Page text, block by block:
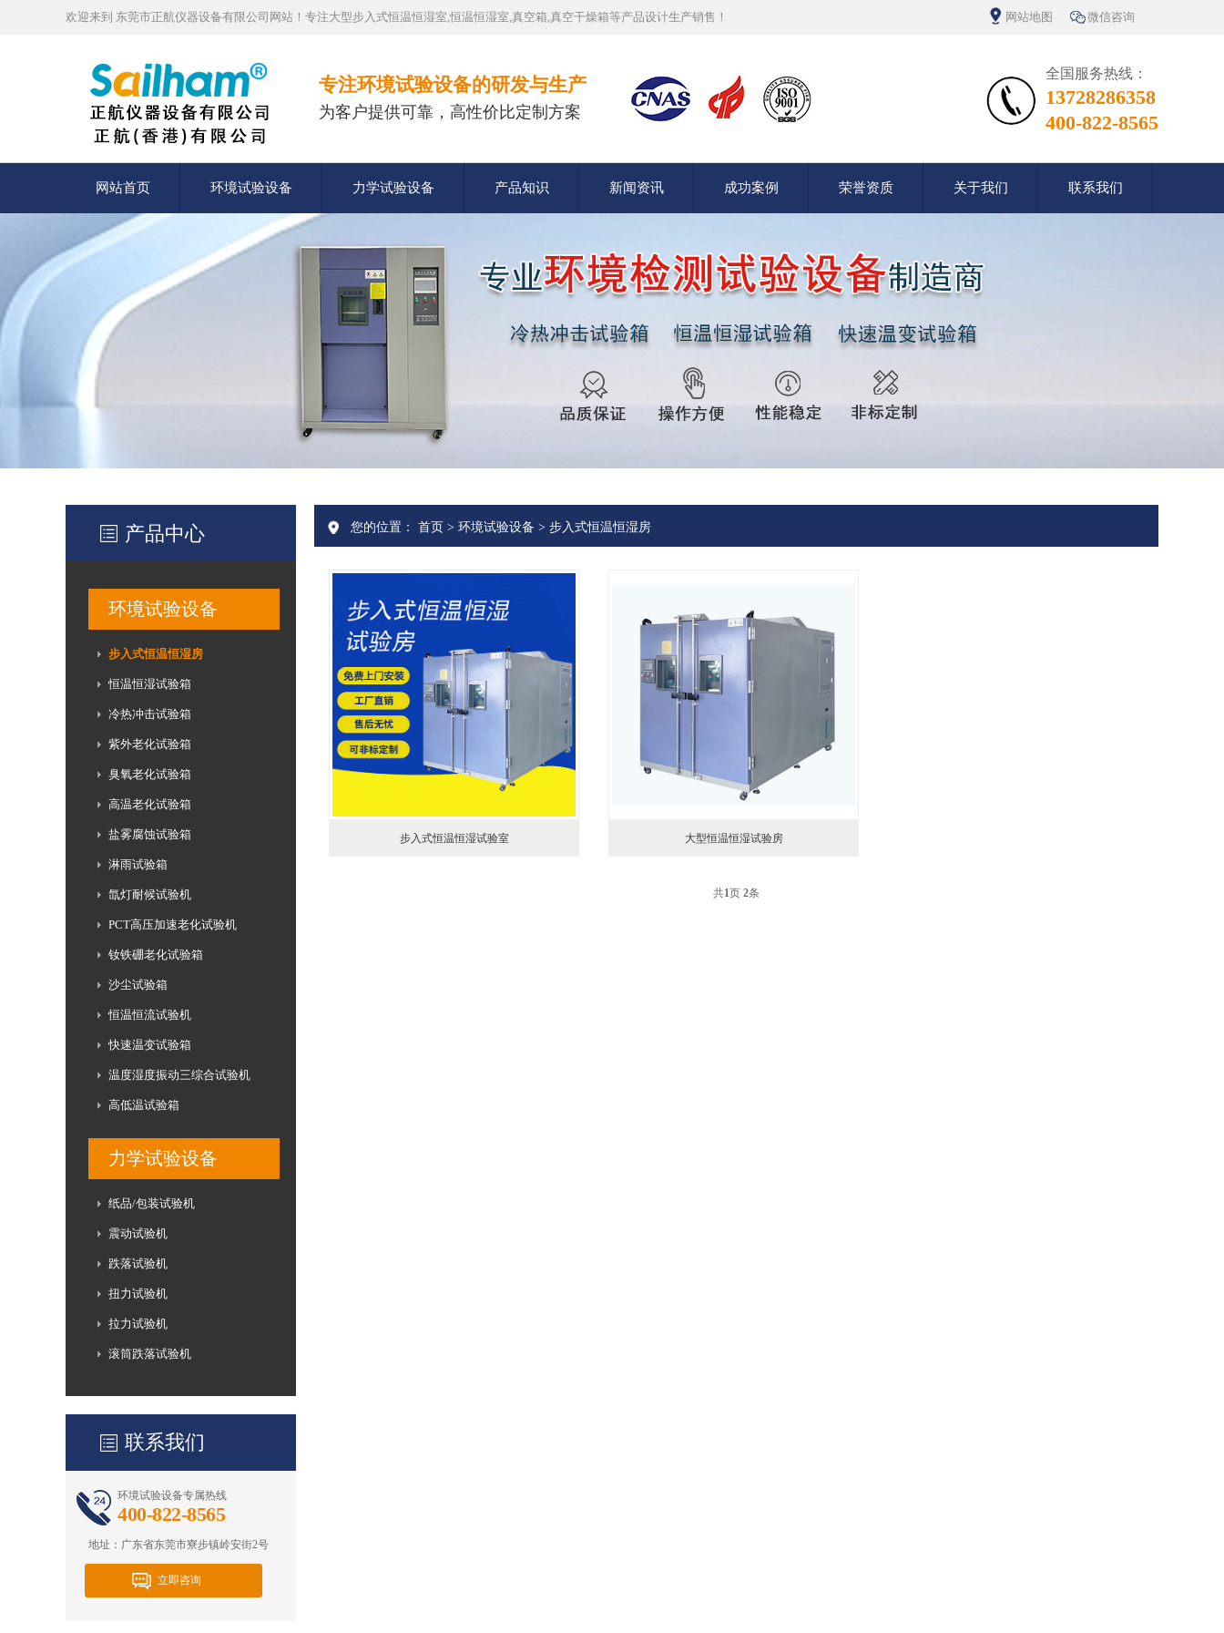
欢迎来到 东莞市正航仪器设备有限公司网站！专注大型步入式恒温恒湿室,恒温恒湿室,真空箱,真空干燥箱等产品设计生产销售！ 网站地图 微信咨询
专注环境试验设备的研发与生产
为客户提供可靠，高性价比定制方案
全国服务热线：
13728286358
400-822-8565
网站首页 环境试验设备 力学试验设备 产品知识 新闻资讯 成功案例 荣誉资质 关于我们 联系我们
产品中心
环境试验设备
步入式恒温恒湿房
恒温恒湿试验箱
冷热冲击试验箱
紫外老化试验箱
臭氧老化试验箱
高温老化试验箱
盐雾腐蚀试验箱
淋雨试验箱
氙灯耐候试验机
PCT高压加速老化试验机
钕铁硼老化试验箱
沙尘试验箱
恒温恒流试验机
快速温变试验箱
温度湿度振动三综合试验机
高低温试验箱
力学试验设备
纸品/包装试验机
震动试验机
跌落试验机
扭力试验机
拉力试验机
滚筒跌落试验机
联系我们
环境试验设备专属热线
400-822-8565
地址：广东省东莞市寮步镇岭安街2号
立即咨询
您的位置： 首页 > 环境试验设备 > 步入式恒温恒湿房
步入式恒温恒湿试验室 大型恒温恒湿试验房
共1页 2条